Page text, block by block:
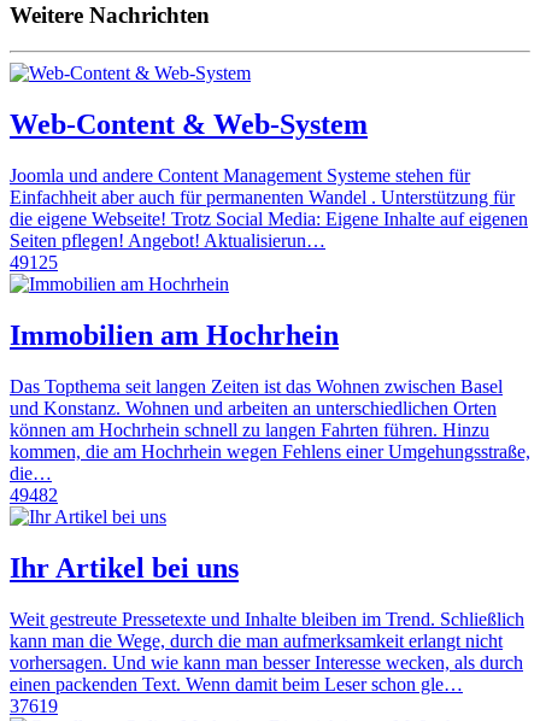
Weitere Nachrichten
Web-Content & Web-System
Joomla und andere Content Management Systeme stehen für
Einfachheit aber auch für permanenten Wandel . Unterstützung für
die eigene Webseite! Trotz Social Media: Eigene Inhalte auf eigenen
Seiten pflegen! Angebot! Aktualisierun…
49125
Immobilien am Hochrhein
Das Topthema seit langen Zeiten ist das Wohnen zwischen Basel
und Konstanz. Wohnen und arbeiten an unterschiedlichen Orten
können am Hochrhein schnell zu langen Fahrten führen. Hinzu
kommen, die am Hochrhein wegen Fehlens einer Umgehungsstraße,
die…
49482
Ihr Artikel bei uns
Weit gestreute Pressetexte und Inhalte bleiben im Trend. Schließlich
kann man die Wege, durch die man aufmerksamkeit erlangt nicht
vorhersagen. Und wie kann man besser Interesse wecken, als durch
einen packenden Text. Wenn damit beim Leser schon gle…
37619